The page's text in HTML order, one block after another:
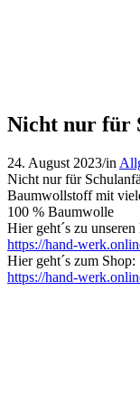
Nicht nur für
24. August 2023/in
Nicht nur für
Baumwollstoff mit
100 % Baumwolle
Hier geht´s zu
https://hand-
Hier geht´s zum Shop:
https://hand-